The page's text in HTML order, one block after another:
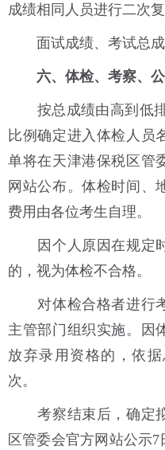
成绩相同人员进行二次复
面试成绩、考试总成
六、体检、考察、
按总成绩由高到低排
比例确定进入体检人员
单将在天津港保税区管
网站公布。体检时间、
费用由各位考生自理。
因个人原因在规定时
的，视为体检不合格。
对体检合格者进行考
主管部门组织实施。因
放弃录用资格的，依
次。
考察结束后，确定拟
区管委会官方网站公示